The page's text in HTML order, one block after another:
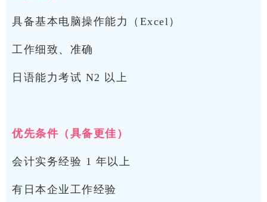
具备基本电脑操作能力（Excel）
工作细致、准确
日语能力考试 N2 以上
优先条件（具备更佳）
会计实务经验 1 年以上
有日本企业工作经验